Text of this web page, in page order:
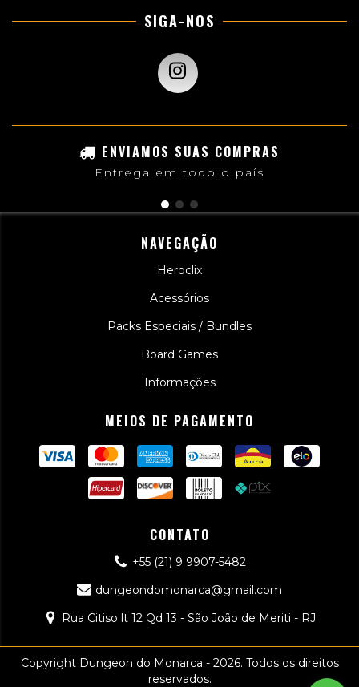
SIGA-NOS
ENVIAMOS SUAS COMPRAS
Entrega em todo o país
NAVEGAÇÃO
Heroclix
Acessórios
Packs Especiais / Bundles
Board Games
Informações
MEIOS DE PAGAMENTO
CONTATO
+55 (21) 9 9907-5482
dungeondomonarca@gmail.com
Rua Citiso lt 12 Qd 13 - São João de Meriti - RJ
Copyright Dungeon do Monarca - 2026. Todos os direitos
reservados.